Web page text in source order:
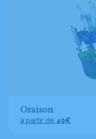
Oraison
à partir de 49€